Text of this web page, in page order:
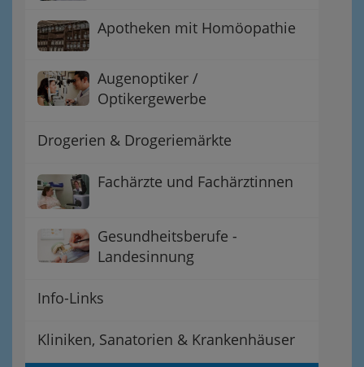
Apotheken mit Homöopathie
Augenoptiker /
Optikergewerbe
Drogerien & Drogeriemärkte
Fachärzte und Fachärztinnen
Gesundheitsberufe -
Landesinnung
Info-Links
Kliniken, Sanatorien & Krankenhäuser